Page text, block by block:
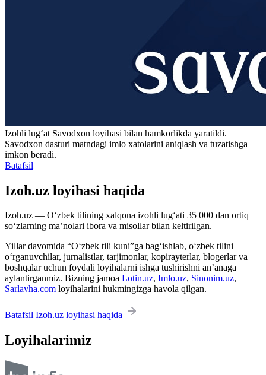
Izohli lugʻat Savodxon loyihasi bilan hamkorlikda yaratildi.
Savodxon dasturi matndagi imlo xatolarini aniqlash va tuzatishga
imkon beradi.
Batafsil
Izoh.uz loyihasi haqida
Izoh.uz — O‘zbek tilining xalqona izohli lug‘ati 35 000 dan ortiq
so‘zlarning ma’nolari ibora va misollar bilan keltirilgan.
Yillar davomida “O‘zbek tili kuni”ga bag‘ishlab, o‘zbek tilini
o‘rganuvchilar, jurnalistlar, tarjimonlar, kopirayterlar, blogerlar va
boshqalar uchun foydali loyihalarni ishga tushirishni an’anaga
aylantirganmiz. Bizning jamoa Lotin.uz, Imlo.uz, Sinonim.uz,
Sarlavha.com loyihalarini hukmingizga havola qilgan.
Batafsil Izoh.uz loyihasi haqida
Loyihalarimiz